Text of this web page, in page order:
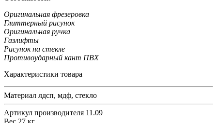
Оригинальная фрезеровка
Глиттерный рисунок
Оригинальная ручка
Газлифты
Рисунок на стекле
Противоударный кант ПВХ
Характеристики товара
Материал лдсп, мдф, стекло
Артикул производителя 11.09
Вес 27 кг